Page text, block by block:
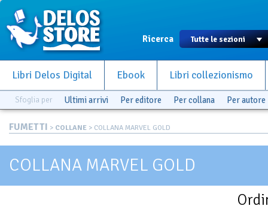
Ricerca
Libri Delos Digital Ebook Libri collezionismo
Sfoglia per Ultimi arrivi Per editore Per collana Per autore
FUMETTI > COLLANE > COLLANA MARVEL GOLD
COLLANA MARVEL GOLD